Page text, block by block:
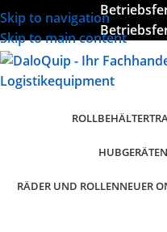
Skip to navigation
Skip to main content
ROLLBEHÄLTER
HUBGERÄTE
RÄDER UND ROLLENNEUER